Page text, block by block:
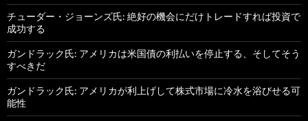
チューダー・ジョーンズ氏: 絶好の機会にだけトレードすれば投資で
成功する
ガンドラック氏: アメリカは米国債の利払いを停止する、そしてそう
すべきだ
ガンドラック氏: アメリカが利上げして株式市場に冷水を浴びせる可
能性